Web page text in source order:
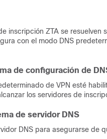
inscripción ZTA se
con el modo DNS
de configuración de
de VPN esté
los servidores de
de servidor DNS
DNS para asegurarse de